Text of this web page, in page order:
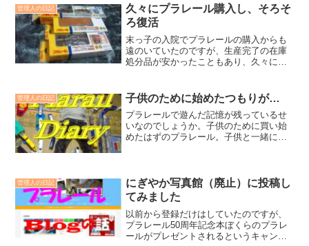
管理人の日記
久々にプラレール購入し、そろそ
ろ復活
末っ子の入院でプラレールの購入からも
遠のいていたのですが、生産完了の在庫
処分品が安かったこともあり、久々に楽
です。
管理人の日記 子供のために始めたつもりが…
プラレールで遊んだ記憶が残っているせ
いなのでしょうか。子供のために買い始
めたはずのプラレール。子供と一緒にプ
ました。
管理人の日記
にぎやか写真館（廃止）に投稿し
てみました
以前から登録だけはしていたのですが、
プラレール50周年記念本ぼくらのプラレ
ールがプレゼントされるというキャンペ